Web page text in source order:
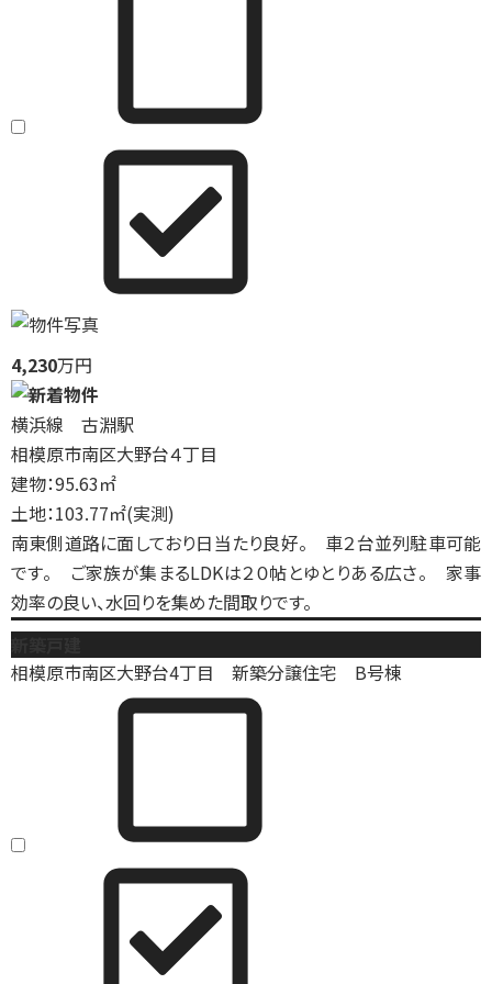
4,230万円
横浜線 古淵駅
相模原市南区大野台４丁目
建物：95.63㎡
土地：103.77㎡(実測)
南東側道路に面しており日当たり良好。 車２台並列駐車可能
です。 ご家族が集まるLDKは２０帖とゆとりある広さ。 家事
効率の良い、水回りを集めた間取りです。
相模原市南区大野台4丁目 新築分譲住宅 B号棟